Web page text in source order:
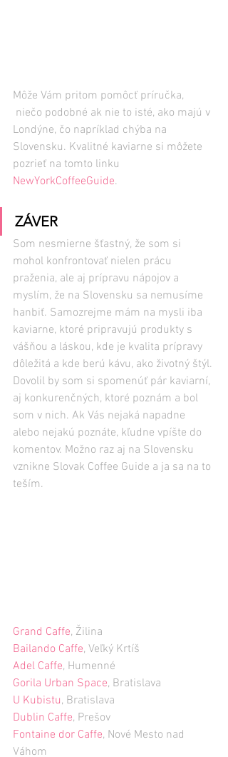
Môže Vám pritom pomôcť príručka,
niečo podobné ak nie to isté, ako majú v
Londýne, čo napríklad chýba na
Slovensku. Kvalitné kaviarne si môžete
pozrieť na tomto linku
NewYorkCoffeeGuide.
ZÁVER
Som nesmierne šťastný, že som si
mohol konfrontovať nielen prácu
praženia, ale aj prípravu nápojov a
myslím, že na Slovensku sa nemusíme
hanbiť. Samozrejme mám na mysli iba
kaviarne, ktoré pripravujú produkty s
vášňou a láskou, kde je kvalita prípravy
dôležitá a kde berú kávu, ako životný štýl.
Dovolil by som si spomenúť pár kaviarní,
aj konkurenčných, ktoré poznám a bol
som v nich. Ak Vás nejaká napadne
alebo nejakú poznáte, kľudne vpíšte do
komentov. Možno raz aj na Slovensku
vznikne Slovak Coffee Guide a ja sa na to
teším.
Grand Caffe, Žilina
Bailando Caffe, Veľký Krtíš
Adel Caffe, Humenné
Gorila Urban Space, Bratislava
U Kubistu, Bratislava
Dublin Caffe, Prešov
Fontaine dor Caffe, Nové Mesto nad
Váhom